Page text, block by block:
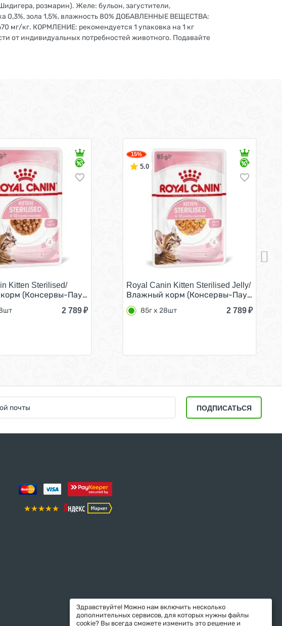
розмарин). Желе: бульон, загустители,
0,3%, зола 1,5%, влажность 80% ДОБАВЛЕННЫЕ ВЕЩЕСТВА:
мг/кг. КОРМЛЕНИЕ: рекомендуется 1 упаковка на 1 кг
от индивидуальных потребностей животного. Подавайте
месяцев в Соусе (цена за упаковку) 85г х 28шт
для Котят в возрасте от 4 до 12 месяцев в Желе (цена
Kitten Sterilised/
(Консервы-Паучи) Роял Канин Киттен Стерилайзд для
2 789₽
15%
5.0
Royal Canin Kitten Sterilised Jelly/
Влажный корм (Консервы-Паучи) Роял
85г х 28шт 2 789₽
ПОДПИСАТЬСЯ
Здравствуйте! Можно нам включить несколько
дополнительных сервисов, для которых нужны файлы
cookie? Вы всегда сможете изменить это решение и